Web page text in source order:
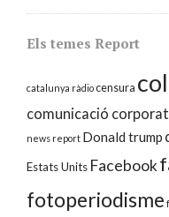
Els temes Report
catalunya ràdiocensura
comunicació
news report Donald trump
Estats Units Facebook
fotoperiodisme